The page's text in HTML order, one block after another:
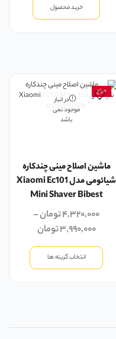
خرید محصول
حراج
در انبار
موجود نمی
باشد
ماشین اصلاح مینی چندکاره
شیائومی مدل Xiaomi Ec101
Mini Shaver Bibest
۴,۳۲۰,۰۰۰تومان–
۳,۹۹۰,۰۰۰تومان
انتخاب گزینه ها